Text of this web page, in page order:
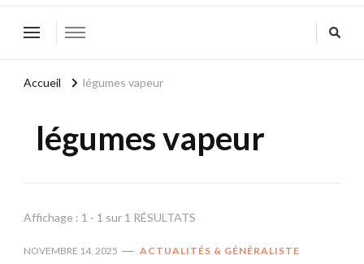
Accueil légumes vapeur
légumes vapeur
Affichage : 1 - 1 sur 1 RÉSULTATS
NOVEMBRE 14, 2025 ACTUALITÉS & GÉNÉRALISTE